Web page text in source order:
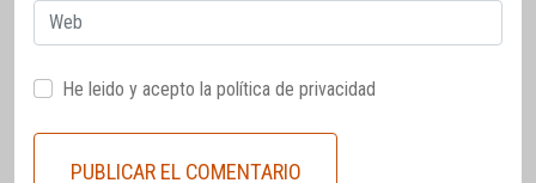
Web
He leido y acepto la política de privacidad